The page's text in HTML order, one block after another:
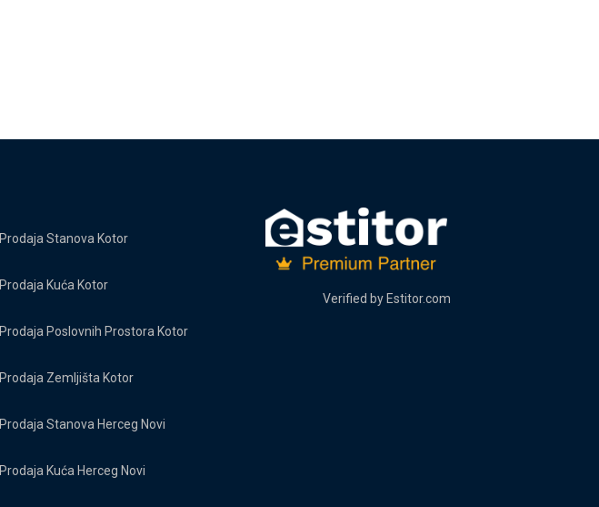
Prodaja Stanova Kotor
Prodaja Kuća Kotor
Prodaja Poslovnih Prostora Kotor
Prodaja Zemljišta Kotor
Prodaja Stanova Herceg Novi
Prodaja Kuća Herceg Novi
Verified by Estitor.com